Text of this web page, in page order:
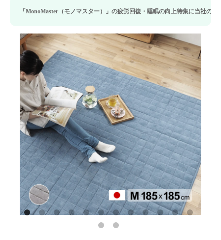
モノマスター）」の疲労回復・睡眠の向上特集に当社のリカバリー枕カバーが